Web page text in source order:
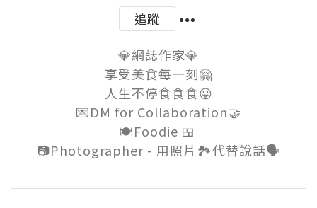
追蹤
💎網誌作家💎
享受美食每一刻🤗
人生不停食食食😛
💌DM for Collaboration🤝
🍽Foodie 🍱